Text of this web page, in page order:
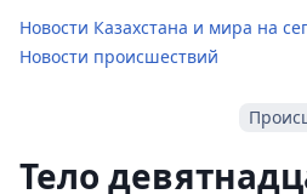
Новости Казахстана и мира на
Новости происшествий
Тело